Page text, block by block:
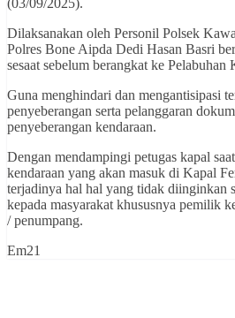
(03/09/2025).
Dilaksanakan oleh Personil Polsek
Polres Bone Aipda Dedi Hasan Basri
sesaat sebelum berangkat ke
Guna menghindari dan mengantisipasi
penyeberangan serta pelanggaran
penyeberangan kendaraan.
Dengan mendampingi petugas kapal
kendaraan yang akan masuk di Kapal
terjadinya hal hal yang tidak diinginkan
kepada masyarakat khususnya pemilik
/ penumpang.
Em21